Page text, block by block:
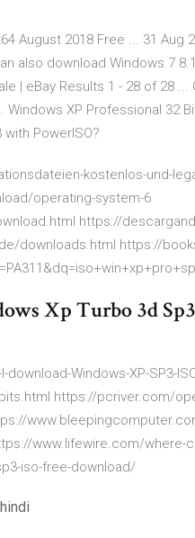
August 2018 Free ... 31 Aug
also download Windows 7
| eBay Results 1 - 28 of 28
XP Professional 32
PowerISO?
kostenlos-und-
operating-system-6
https://
downloads.html https://
Xp Turbo 3d
Windows-XP-SP3-
https://pcriver.com/
www.lifewire.com/where-
iso-free-download/